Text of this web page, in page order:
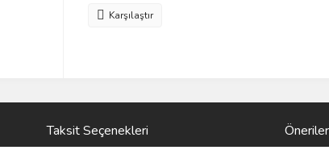
Karşılaştır
Taksit Seçenekleri